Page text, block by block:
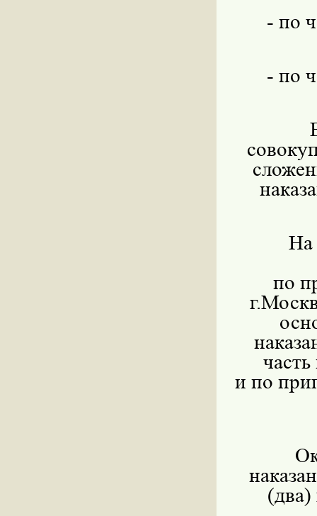
- по
- по
На
по
и по
(два)